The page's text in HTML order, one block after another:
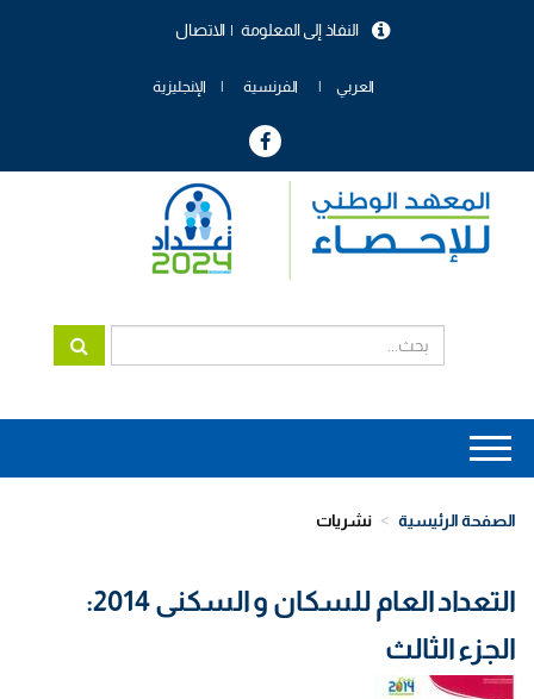
الاتصال النفاذ إلى المعلومة
العربي الفرنسية الإنجليزية
Main
navigation
الصفحة الرئيسية نشريات
التعداد العام للسكان و السكنى 2014:
الجزء الثالث